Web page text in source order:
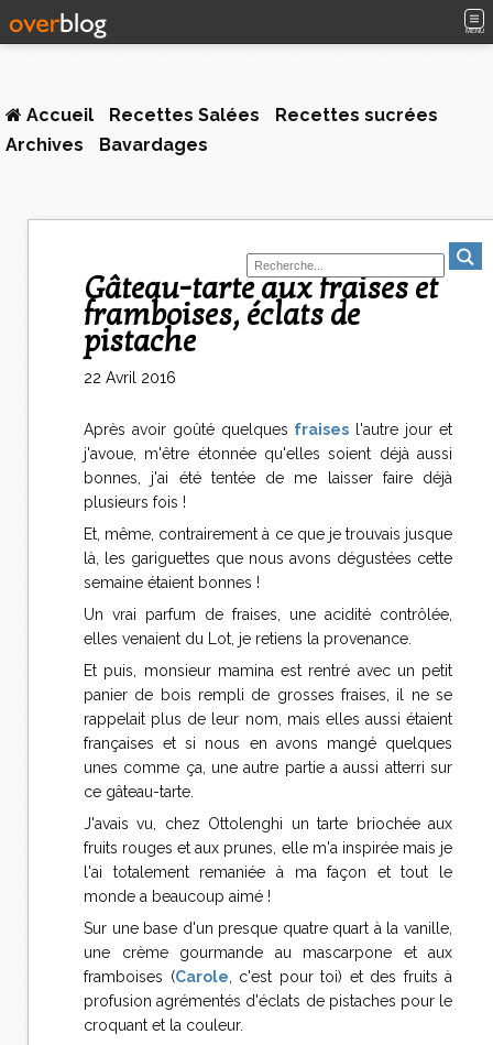
MENU
Accueil Recettes Salées
Recettes sucrées
Archives
Bavardages
Gâteau-tarte aux fraises et
framboises, éclats de
pistache
22 Avril 2016
Après avoir goûté quelques fraises l'autre jour et
j'avoue, m'être étonnée qu'elles soient déjà aussi
bonnes, j'ai été tentée de me laisser faire déjà
plusieurs fois !
Et, même, contrairement à ce que je trouvais jusque
là, les gariguettes que nous avons dégustées cette
semaine étaient bonnes !
Un vrai parfum de fraises, une acidité contrôlée,
elles venaient du Lot, je retiens la provenance.
Et puis, monsieur mamina est rentré avec un petit
panier de bois rempli de grosses fraises, il ne se
rappelait plus de leur nom, mais elles aussi étaient
françaises et si nous en avons mangé quelques
unes comme ça, une autre partie a aussi atterri sur
ce gâteau-tarte.
J'avais vu, chez Ottolenghi un tarte briochée aux
fruits rouges et aux prunes, elle m'a inspirée mais je
l'ai totalement remaniée à ma façon et tout le
monde a beaucoup aimé !
Sur une base d'un presque quatre quart à la vanille,
une crème gourmande au mascarpone et aux
framboises (Carole , c'est pour toi) et des fruits à
profusion agrémentés d'éclats de pistaches pour le
croquant et la couleur.